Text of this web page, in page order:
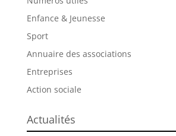
Enfance & Jeunesse
Sport
Annuaire des associations
Entreprises
Action sociale
Actualités